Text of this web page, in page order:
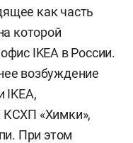
как часть
которой
IKEA в России.
возбуждение
IKEA,
КСХП «Химки»,
При этом